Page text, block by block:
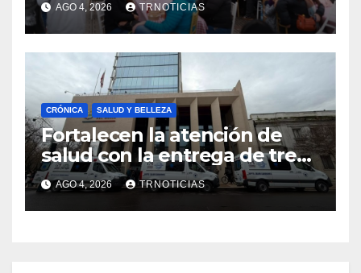
impacto en la hotelería y el
emprendimiento
AGO 4, 2026 TRNOTICIAS
CRÓNICA SALUD Y BELLEZA
Fortalecen la atención de
salud con la entrega de tres
nuevas ambulancias para
Cauquenes y Sagrada Familia
AGO 4, 2026 TRNOTICIAS